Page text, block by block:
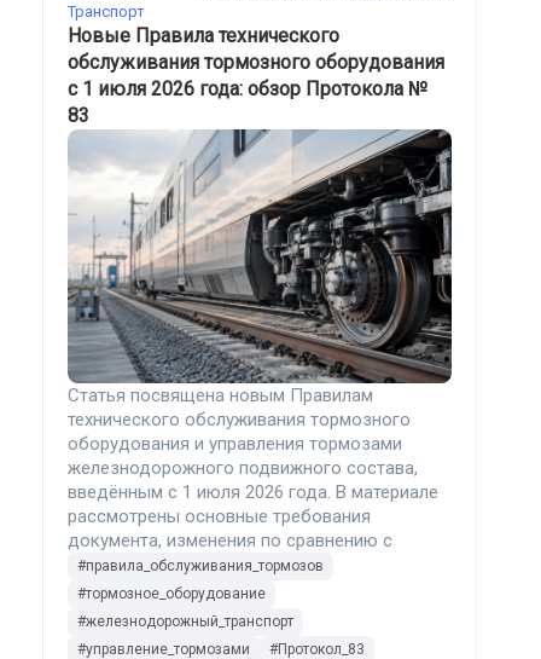
Транспорт
Новые Правила технического
обслуживания тормозного оборудования
с 1 июля 2026 года: обзор Протокола №
83
Статья посвящена новым Правилам
технического обслуживания тормозного
оборудования и управления тормозами
железнодорожного подвижного состава,
введённым с 1 июля 2026 года. В материале
рассмотрены основные требования
документа, изменения по сравнению с
редакцией 2014 года, порядок опробования
тормозов, действия работников и
необходимые меры для железнодорожных
организаций.
#правила_обслуживания_тормозов
#тормозное_оборудование
#железнодорожный_транспорт
#управление_тормозами
#Протокол_83